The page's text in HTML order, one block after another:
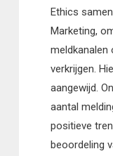
Ethics
Marketing,
meldkanalen
verkrijgen.
aangewijd.
aantal
positieve
beoordeling